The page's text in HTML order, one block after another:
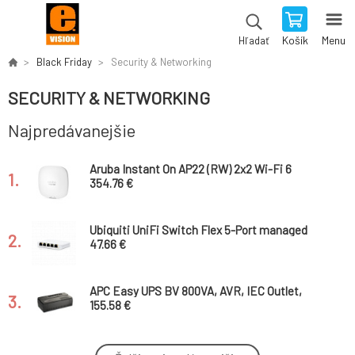
Hľadať Košík Menu
Black Friday Security & Networking
SECURITY & NETWORKING
Najpredávanejšie
1.
Aruba Instant On AP22 (RW) 2x2 Wi-Fi 6
Indoor Access Point with DC Power Adapter
354.76 €
2.
Ubiquiti UniFi Switch Flex 5-Port managed
Gigabit Ethernet switch powered by
47.66 €
3.
APC Easy UPS BV 800VA, AVR, IEC Outlet,
230V
155.58 €
19" OCRACK OCC-12U-45S dátový rozvádzač